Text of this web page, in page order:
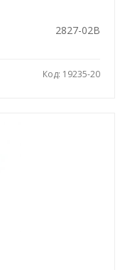
2827-02B
Код: 19235-20